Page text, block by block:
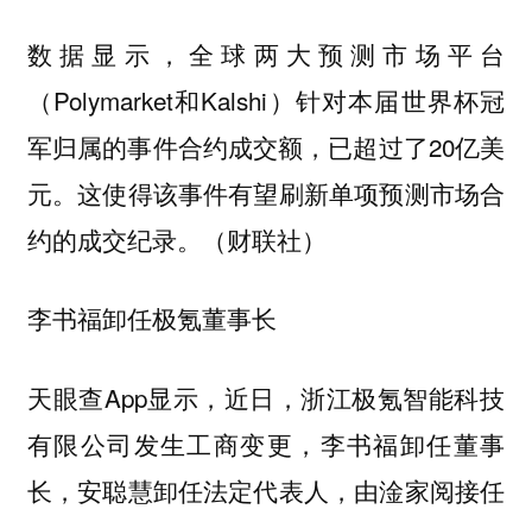
数据显示，全球两大预测市场平台
（Polymarket和Kalshi）针对本届世界杯冠
军归属的事件合约成交额，已超过了20亿美
元。这使得该事件有望刷新单项预测市场合
约的成交纪录。（财联社）
李书福卸任极氪董事长
天眼查App显示，近日，浙江极氪智能科技
有限公司发生工商变更，李书福卸任董事
长，安聪慧卸任法定代表人，由淦家阅接任